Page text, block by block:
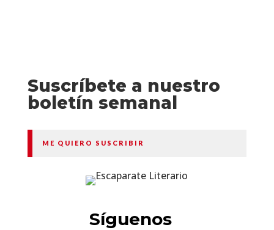
Suscríbete a nuestro
boletín semanal
ME QUIERO SUSCRIBIR
Síguenos